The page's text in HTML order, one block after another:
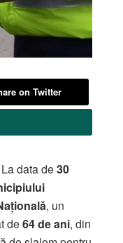
on Twitter
data de30
, un
de64 de ani, din